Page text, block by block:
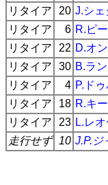
リタイア 20 J.シェ
リタイア
6 R.ピ
リタイア
22 D.オ
リタイア
30 B.ラ
リタイア
4 P.ド
リタイア
18 R.キ
リタイア
23 L.レ
走行せず
10 J.P.ジ